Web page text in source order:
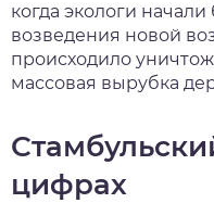
когда экологи начали
возведения новой
происходило
массовая вырубка
цифрах